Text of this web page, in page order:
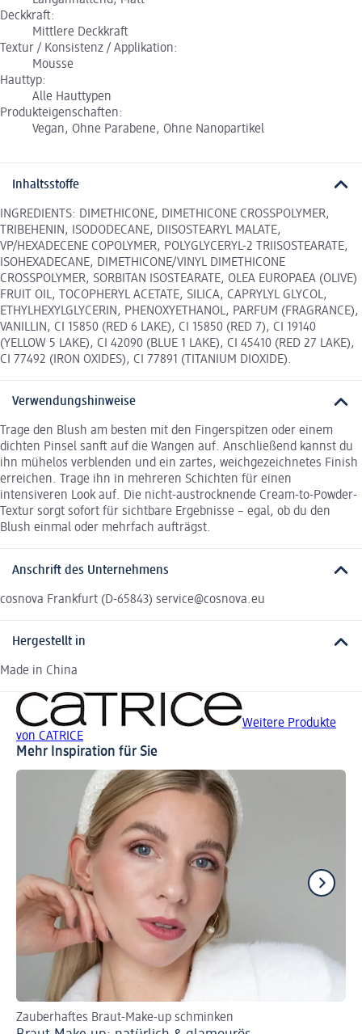
Deckkraft:
Mittlere Deckkraft
Textur / Konsistenz / Applikation:
Mousse
Hauttyp:
Alle Hauttypen
Produkteigenschaften:
Vegan, Ohne Parabene, Ohne Nanopartikel
Inhaltsstoffe
INGREDIENTS: DIMETHICONE, DIMETHICONE CROSSPOLYMER,
TRIBEHENIN, ISODODECANE, DIISOSTEARYL MALATE,
VP/HEXADECENE COPOLYMER, POLYGLYCERYL-2 TRIISOSTEARATE,
ISOHEXADECANE, DIMETHICONE/VINYL DIMETHICONE
CROSSPOLYMER, SORBITAN ISOSTEARATE, OLEA EUROPAEA (OLIVE)
FRUIT OIL, TOCOPHERYL ACETATE, SILICA, CAPRYLYL GLYCOL,
ETHYLHEXYLGLYCERIN, PHENOXYETHANOL, PARFUM (FRAGRANCE),
VANILLIN, CI 15850 (RED 6 LAKE), CI 15850 (RED 7), CI 19140
(YELLOW 5 LAKE), CI 42090 (BLUE 1 LAKE), CI 45410 (RED 27 LAKE),
CI 77492 (IRON OXIDES), CI 77891 (TITANIUM DIOXIDE).
Verwendungshinweise
Trage den Blush am besten mit den Fingerspitzen oder einem
dichten Pinsel sanft auf die Wangen auf. Anschließend kannst du
ihn mühelos verblenden und ein zartes, weichgezeichnetes Finish
erreichen. Trage ihn in mehreren Schichten für einen
intensiveren Look auf. Die nicht-austrocknende Cream-to-Powder-
Textur sorgt sofort für sichtbare Ergebnisse – egal, ob du den
Blush einmal oder mehrfach aufträgst.
Anschrift des Unternehmens
cosnova Frankfurt (D-65843) service@cosnova.eu
Hergestellt in
Made in China
Weitere Produkte
von CATRICE
Mehr Inspiration für Sie
Zauberhaftes Braut-Make-up schminken